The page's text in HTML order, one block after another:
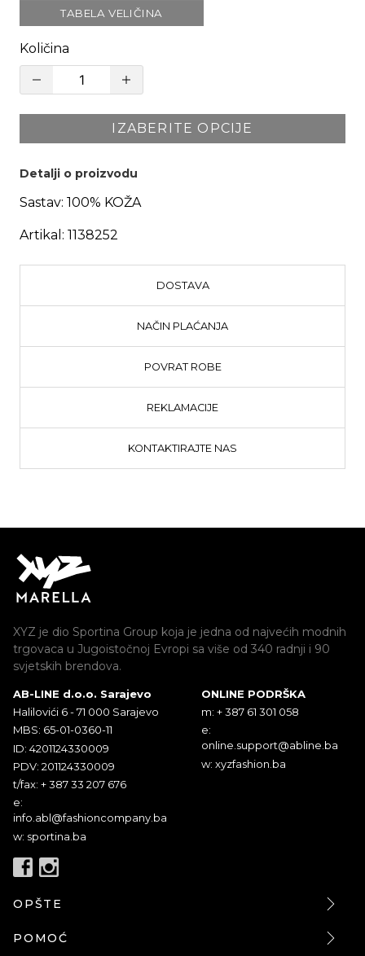
TABELA VELIČINA
Količina
IZABERITE OPCIJE
Detalji o proizvodu
Sastav: 100% KOŽA
Artikal: 1138252
DOSTAVA
NAČIN PLAĆANJA
POVRAT ROBE
REKLAMACIJE
KONTAKTIRAJTE NAS
XYZ je dio Sportina Group koja je jedna od najvećih modnih
trgovaca u Jugoistočnoj Evropi sa više od 340 radnji i 90
svjetskih brendova.
AB-LINE d.o.o. Sarajevo
Halilovići 6 - 71 000 Sarajevo
MBS: 65-01-0360-11
ID: 4201124330009
PDV: 201124330009
t/fax: + 387 33 207 676
e:
info.abl@fashioncompany.ba
w: sportina.ba
ONLINE PODRŠKA
m: + 387 61 301 058
e:
online.support@abline.ba
w: xyzfashion.ba
OPŠTE
POMOĆ